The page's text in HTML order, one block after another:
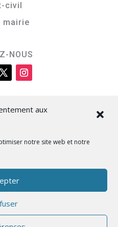
aux
notre site web et notre
civil
mairie
NOUS
Web Consulting